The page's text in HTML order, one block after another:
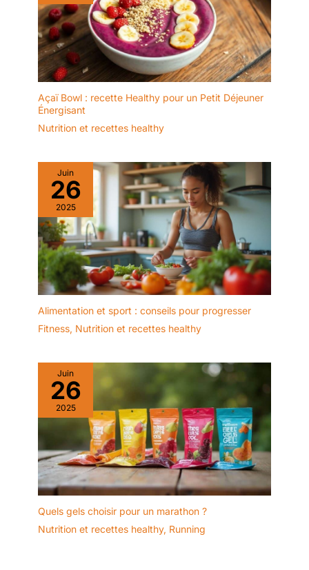
Açaï Bowl : recette Healthy pour un Petit Déjeuner
Énergisant
Nutrition et recettes healthy
Juin
26
2025
Alimentation et sport : conseils pour progresser
Fitness, Nutrition et recettes healthy
Juin
26
2025
Quels gels choisir pour un marathon ?
Nutrition et recettes healthy, Running